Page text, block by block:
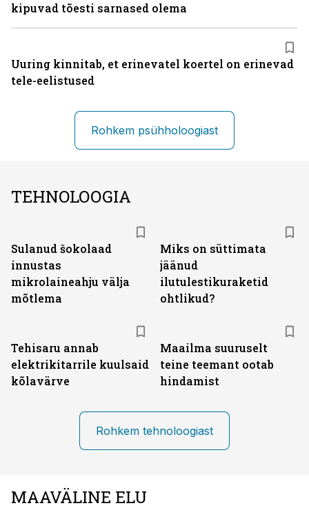
kipuvad tõesti sarnased olema
Uuring kinnitab, et erinevatel koertel on erinevad
tele-eelistused
Rohkem psühholoogiast
TEHNOLOOGIA
Sulanud šokolaad
innustas
mikrolaineahju välja
mõtlema
Miks on süttimata
jäänud
ilutulestikuraketid
ohtlikud?
Tehisaru annab
elektrikitarrile kuulsaid
kõlavärve
Maailma suuruselt
teine teemant ootab
hindamist
Rohkem tehnoloogiast
MAAVÄLINE ELU